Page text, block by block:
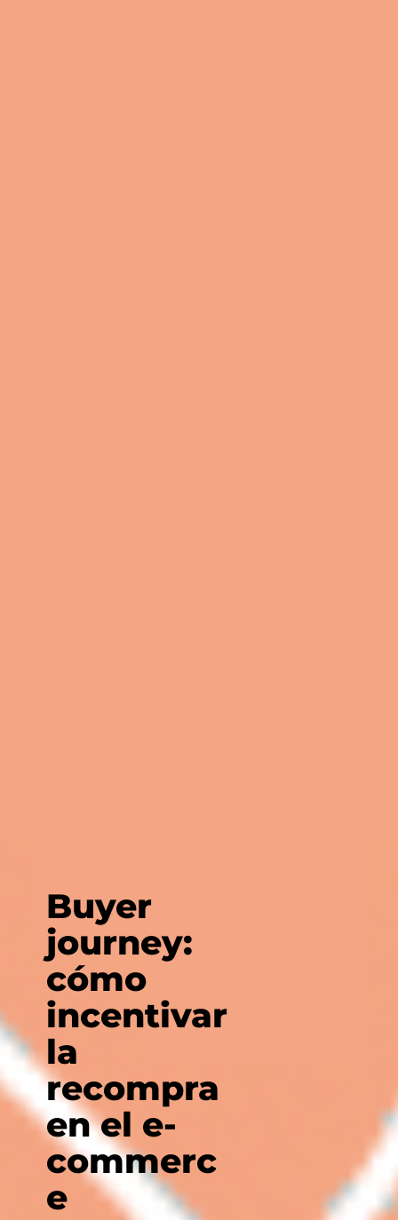
Buyer
journey:
cómo
incentivar
la
recompra
en el e-
commerc
e